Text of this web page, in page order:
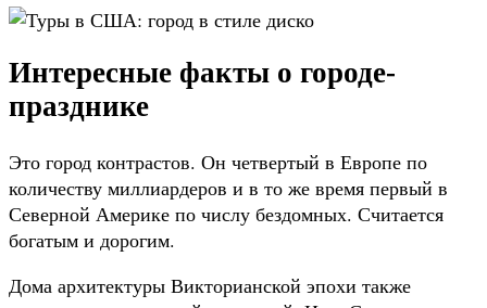
Интересные факты о городе-
празднике
Это город контрастов. Он четвертый в Европе по
количеству миллиардеров и в то же время первый в
Северной Америке по числу бездомных. Считается
богатым и дорогим.
Дома архитектуры Викторианской эпохи также